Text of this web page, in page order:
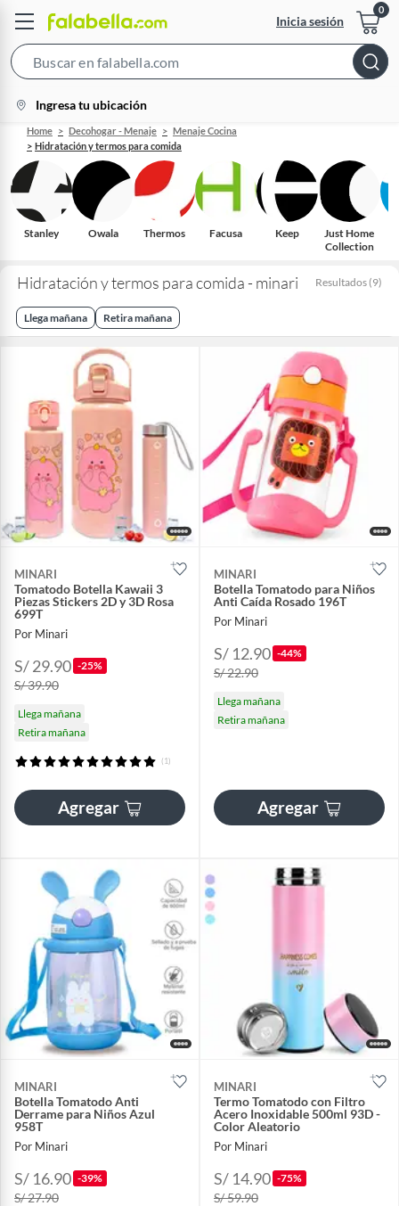
Inicia sesión
Bar
location-
icon
Ingresa tu ubicación
Home Decohogar - Menaje
Menaje Cocina
Hidratación y termos para comida
Stanley Owala Thermos Facusa Keep
Just Home
Collection
Hidratación y termos para comida - minari Resultados (9)
Llega mañana Retira mañana
MINARI
Tomatodo Botella Kawaii 3
Piezas Stickers 2D y 3D Rosa
699T
Por Minari
S/ 29.90 -25%
S/ 39.90
Llega mañana
Retira mañana
(1)
Agregar
MINARI
Botella Tomatodo para Niños
Anti Caída Rosado 196T
Por Minari
S/ 12.90 -44%
S/ 22.90
Llega mañana
Retira mañana
Agregar
MINARI
Botella Tomatodo Anti
Derrame para Niños Azul
958T
Por Minari
S/ 16.90 -39%
S/ 27.90
MINARI
Termo Tomatodo con Filtro
Acero Inoxidable 500ml 93D -
Color Aleatorio
Por Minari
S/ 14.90 -75%
S/ 59.90